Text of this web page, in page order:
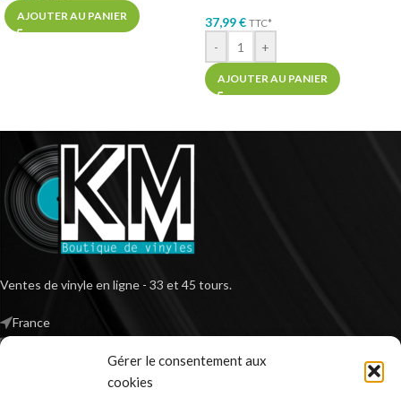
Gérer le consentement aux
cookies
AJOUTER AU PANIER 37,99€ TTC*
- +
AJOUTER AU PANIER
Ventes de vinyle en ligne - 33 et 45 tours.
France